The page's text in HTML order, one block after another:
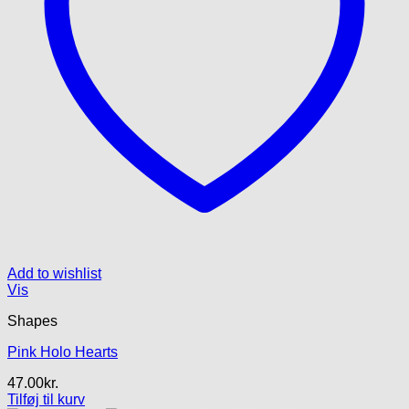
Add to wishlist
Vis
Shapes
Pink Holo Hearts
47.00kr.
Tilføj til kurv